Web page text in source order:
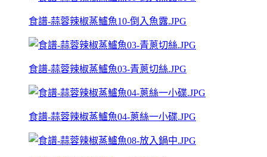
食譜-蒜蓉辣椒蒸鱸魚10-倒入魚露.JPG
食譜-蒜蓉辣椒蒸鱸魚03-青蔥切絲.JPG
食譜-蒜蓉辣椒蒸鱸魚04-蔥絲一小碟.JPG